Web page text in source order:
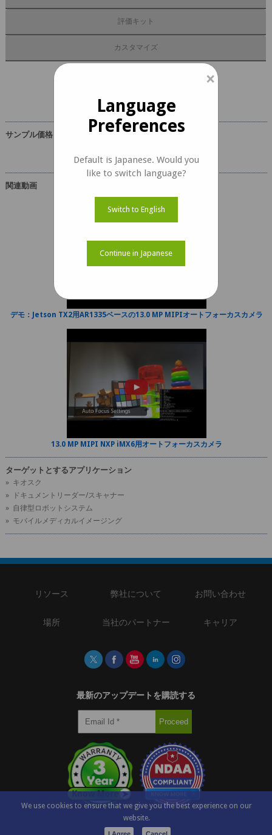
評価キット
カスタマイズ
e-CAM130_MI1335_MODドキュメント
サンプル価格
関連動画
デモ：Jetson TX2用AR1335ベースの13.0 MP MIPIオートフォーカスカメラ
13.0 MP MIPI NXP iMX6用オートフォーカスカメラ
ターゲットとするアプリケーション
» キオスク
» ドキュメントリーダー/スキャナー
» 自律型ロボットシステム
» モバイルメディカルイメージング
リソース 弊社について お問い合わせ
場所 当社のパートナー キャリア
最新のアップデートを購読する
×
Language
Preferences
Default is Japanese. Would you
like to switch language?
Switch to English
Continue in Japanese
We use cookies to ensure that we give you the best experience on our
website.
I Agree Cancel